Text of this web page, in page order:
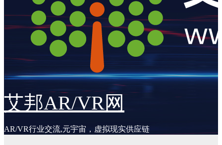
艾邦AR/VR网
AR/VR行业交流,元宇宙，虚拟现实供应链